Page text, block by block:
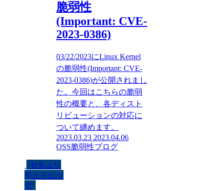
脆弱性
(Important: CVE-
2023-0386)
03/22/2023にLinux Kernel
の脆弱性(Important: CVE-
2023-0386)が公開されまし
た。今回はこちらの脆弱
性の概要と、各ディスト
リビューションの対応に
ついて纏めます。
2023.03.23 2023.04.06
OSS脆弱性ブログ
セキュリ
ティトピッ
ク